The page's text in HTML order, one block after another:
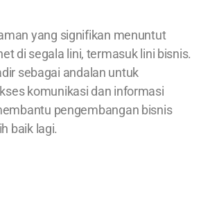
yang signifikan menuntut
di segala lini, termasuk lini bisnis.
sebagai andalan untuk
komunikasi dan informasi
pengembangan bisnis
baik lagi.